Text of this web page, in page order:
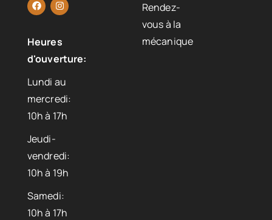
Heures
d'ouverture:
Lundi au
mercredi:
10h à 17h
Jeudi-
vendredi:
10h à 19h
Samedi:
10h à 17h
Rendez-
vous à la
mécanique